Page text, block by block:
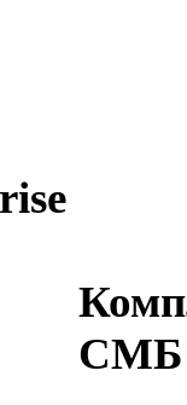
СМБ